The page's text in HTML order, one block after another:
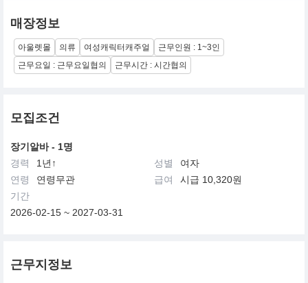
매장정보
아울렛몰 의류 여성캐릭터캐주얼
근무인원 : 1~3인
근무요일 : 근무요일협의
근무시간 : 시간협의
모집조건
장기알바 - 1명
경력
1년↑ 성별
여자
연령
연령무관 급여
시급 10,320원
기간
2026-02-15 ~ 2027-03-31
근무지정보